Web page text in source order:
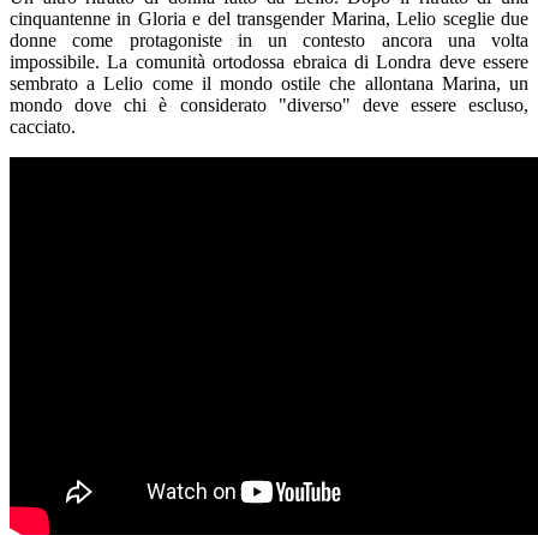
cinquantenne in Gloria e del transgender Marina, Lelio sceglie due
donne come protagoniste in un contesto ancora una volta
impossibile. La comunità ortodossa ebraica di Londra deve essere
sembrato a Lelio come il mondo ostile che allontana Marina, un
mondo dove chi è considerato "diverso" deve essere escluso,
cacciato.